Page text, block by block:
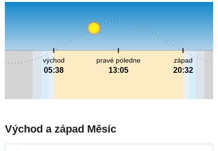
pravé poledne
13:05
východ
05:38
západ
20:32
Východ a západ Měsíc